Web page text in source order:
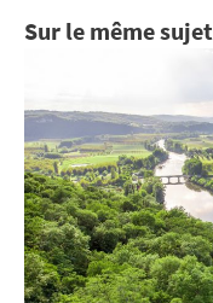
Sur le même sujet